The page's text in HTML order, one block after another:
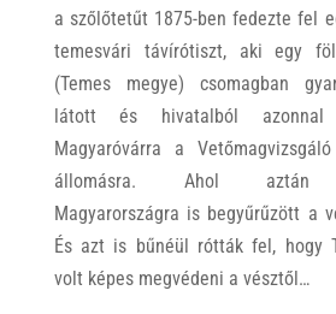
a szőlőtetűt 1875-ben fedezte fel
temesvári távírótiszt, aki egy
(Temes megye) csomagban
látott és hivatalból azonnal
Magyaróvárra a
állomásra. Ahol aztán
Magyarországra is begyűrűzött a
És azt is bűnéül rótták fel, hogy
volt képes megvédeni a vésztől…